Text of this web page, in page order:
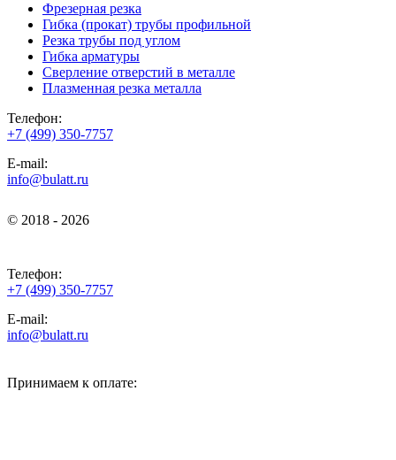
Фрезерная резка
Гибка (прокат) трубы профильной
Резка трубы под углом
Гибка арматуры
Сверление отверстий в металле
Плазменная резка металла
Телефон:
+7 (499) 350-7757
E-mail:
info@bulatt.ru
© 2018 - 2026
Телефон:
+7 (499) 350-7757
E-mail:
info@bulatt.ru
Принимаем к оплате: